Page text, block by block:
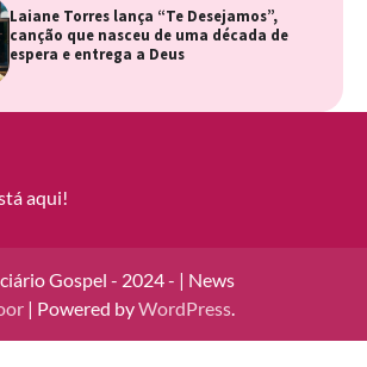
Laiane Torres lança “Te Desejamos”,
canção que nasceu de uma década de
espera e entrega a Deus
aqui!
Gospel - 2024 - | News
| Powered byWordPress